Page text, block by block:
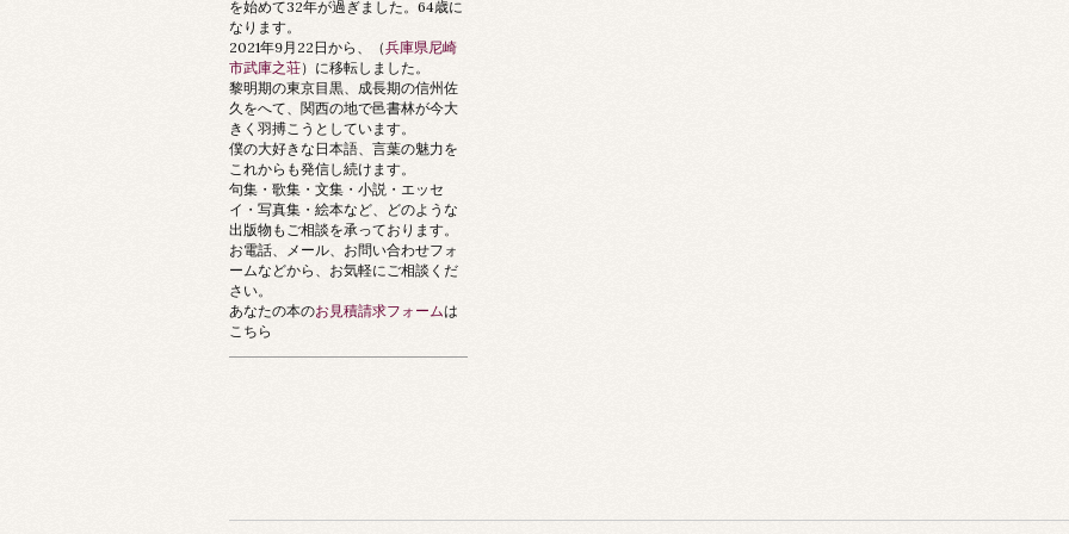
を始めて32年が過ぎました。64歳に
なります。
2021年9月22日から、（兵庫県尼崎
市武庫之荘）に移転しました。
黎明期の東京目黒、成長期の信州佐
久をへて、関西の地で邑書林が今大
きく羽搏こうとしています。
僕の大好きな日本語、言葉の魅力を
これからも発信し続けます。
句集・歌集・文集・小説・エッセ
イ・写真集・絵本など、どのような
出版物もご相談を承っております。
お電話、メール、お問い合わせフォ
ームなどから、お気軽にご相談くだ
さい。
あなたの本のお見積請求フォームは
こちら